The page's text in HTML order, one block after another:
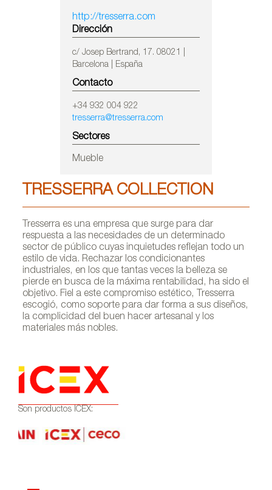
http://tresserra.com
Dirección
c/ Josep Bertrand, 17. 08021 |
Barcelona | España
Contacto
+34 932 004 922
tresserra@tresserra.com
Sectores
Mueble
TRESSERRA COLLECTION
Tresserra es una empresa que surge para dar
respuesta a las necesidades de un determinado
sector de público cuyas inquietudes reflejan todo un
estilo de vida. Rechazar los condicionantes
industriales, en los que tantas veces la belleza se
pierde en busca de la máxima rentabilidad, ha sido el
objetivo. Fiel a este compromiso estético, Tresserra
escogió, como soporte para dar forma a sus diseños,
la complicidad del buen hacer artesanal y los
materiales más nobles.
Son productos ICEX: